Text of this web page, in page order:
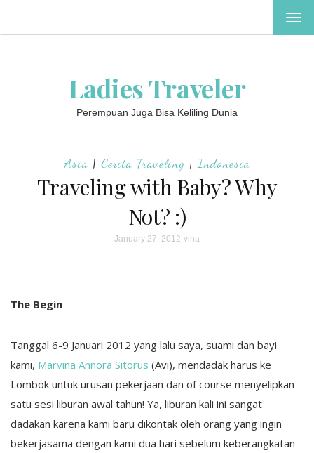
Ladies Traveler
Perempuan Juga Bisa Keliling Dunia
Asia| Cerita Traveling| Indonesia
Traveling with Baby? Why
Not? :)
January 27, 2012 vina
The Begin
Tanggal 6-9 Januari 2012 yang lalu saya, suami dan bayi
kami, Marvina Annora Sitorus (Avi), mendadak harus ke
Lombok untuk urusan pekerjaan dan of course menyelipkan
satu sesi liburan awal tahun! Ya, liburan kali ini sangat
dadakan karena kami baru dikontak oleh orang yang ingin
bekerjasama dengan kami dua hari sebelum keberangkatan